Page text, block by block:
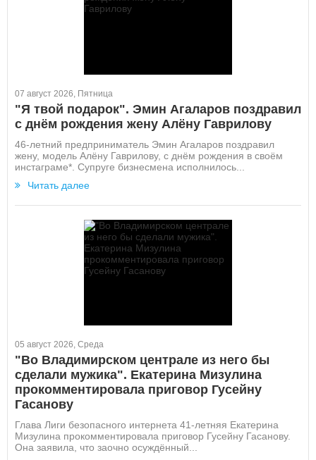
07 август 2026, Пятница
"Я твой подарок". Эмин Агаларов поздравил
с днём рождения жену Алёну Гаврилову
46-летний предприниматель Эмин Агаларов поздравил
жену, модель Алёну Гаврилову, с днём рождения в своём
инстаграме*. Супруге бизнесмена исполнилось...
Читать далее
05 август 2026, Среда
"Во Владимирском централе из него бы
сделали мужика". Екатерина Мизулина
прокомментировала приговор Гусейну
Гасанову
Глава Лиги безопасного интернета 41-летняя Екатерина
Мизулина прокомментировала приговор Гусейну Гасанову.
Она заявила, что заочно осуждённый...